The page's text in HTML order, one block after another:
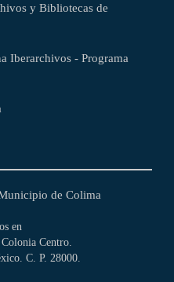
y Bibliotecas de
Iberarchivos - Programa
de Colima
en
Centro.
C. P. 28000.